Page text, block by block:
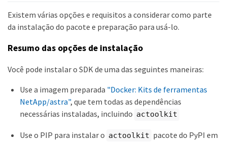
Existem várias opções e requisitos a considerar como parte
da instalação do pacote e preparação para usá-lo.
Resumo das opções de instalação
Você pode instalar o SDK de uma das seguintes maneiras:
Use a imagem preparada "Docker: Kits de ferramentas
NetApp/astra", que tem todas as dependências
necessárias instaladas, incluindo actoolkit
Use o PIP para instalar o actoolkit pacote do PyPI em